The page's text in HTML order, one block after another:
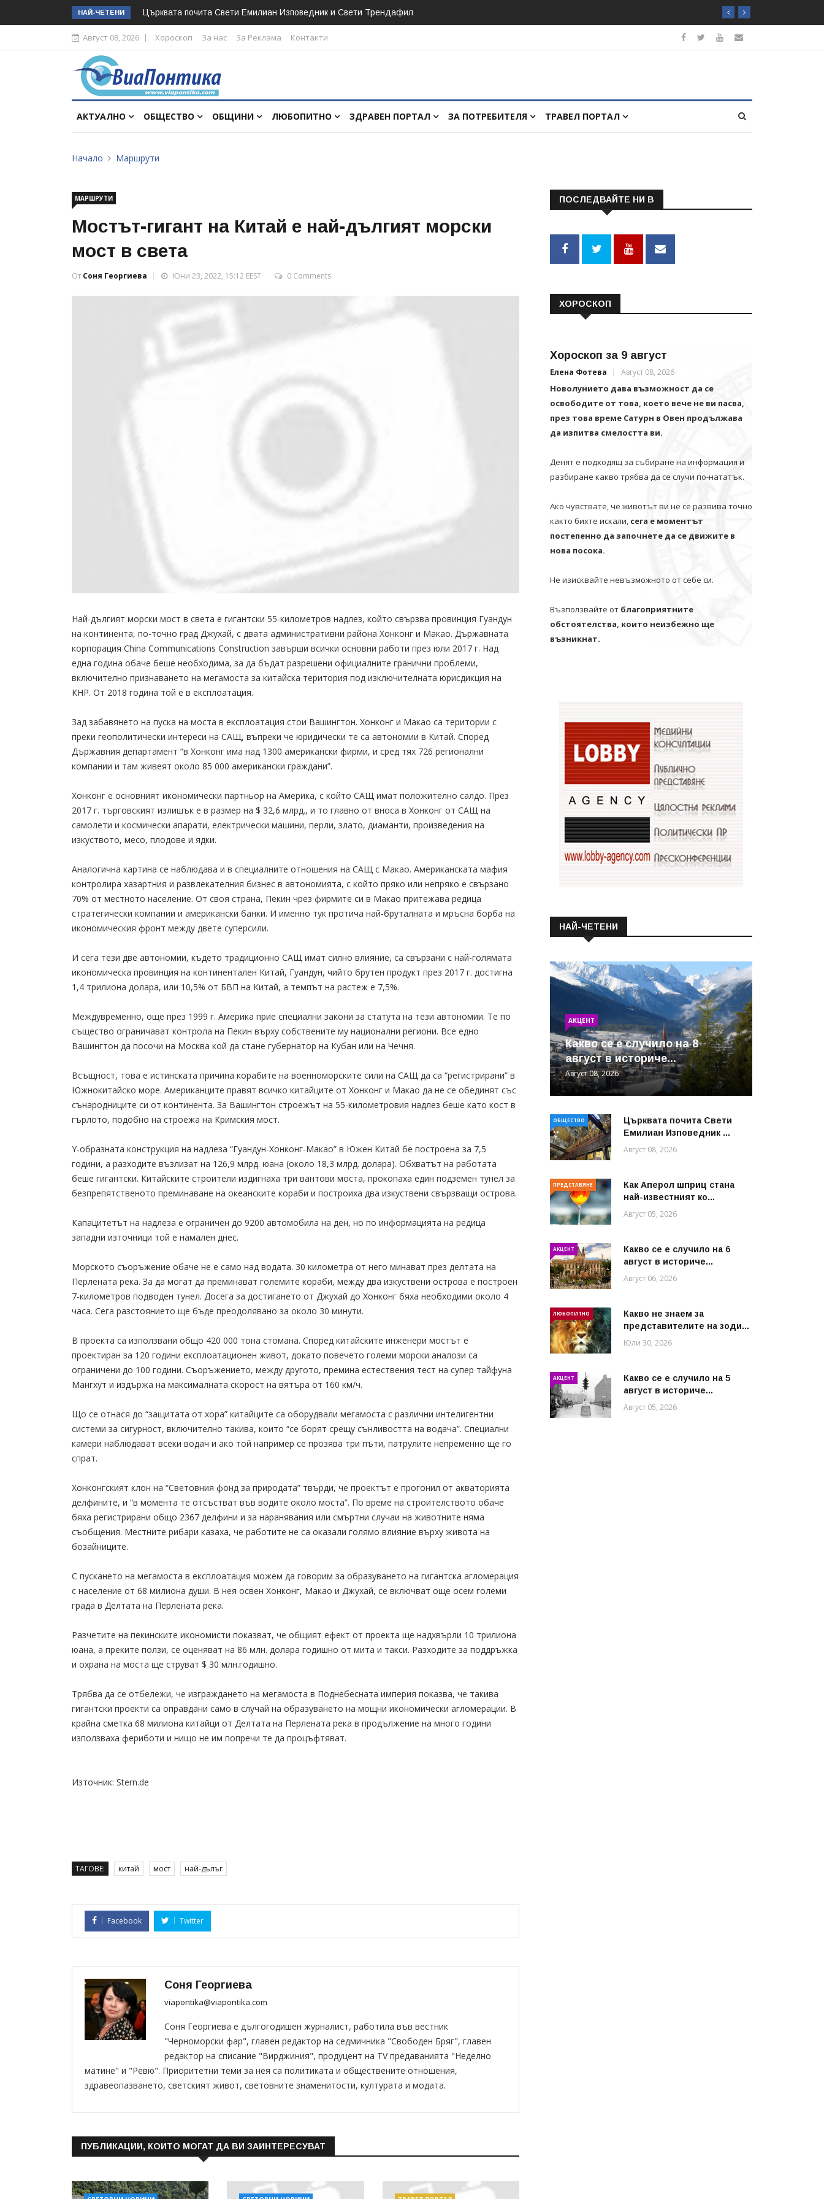
НАЙ-ЧЕТЕНИ Църквата почита Свeти Емилиан Изповедник и Свети Трендафил
Август 08, 2026 Хороскоп За нас За Реклама Контакти
АКТУАЛНО ОБЩЕСТВО ОБЩИНИ ЛЮБОПИТНО ЗДРАВЕН ПОРТАЛ ЗА ПОТРЕБИТЕЛЯ ТРАВЕЛ ПОРТАЛ
Начало Маршрути
МАРШРУТИ
Мостът-гигант на Китай е най-дългият морски
мост в света
От Соня Георгиева Юни 23, 2022, 15:12 EEST 0 Comments
Най-дългият морски мост в света е гигантски 55-километров надлез, който свързва провинция Гуандун
на континента, по-точно град Джухай, с двата административни района Хонконг и Макао. Държавната
корпорация China Communications Construction завърши всички основни работи през юли 2017 г. Над
една година обаче беше необходима, за да бъдат разрешени официалните гранични проблеми,
включително признаването на мегамоста за китайска територия под изключителната юрисдикция на
КНР. От 2018 година той е в експлоатация.
Зад забавянето на пуска на моста в експлоатация стои Вашингтон. Хонконг и Макао са територии с
преки геополитически интереси на САЩ, въпреки че юридически те са автономии в Китай. Според
Държавния департамент “в Хонконг има над 1300 американски фирми, и сред тях 726 регионални
компании и там живеят около 85 000 американски граждани”.
Хонконг е основният икономически партньор на Америка, с който САЩ имат положително салдо. През
2017 г. търговският излишък е в размер на $ 32,6 млрд., и то главно от вноса в Хонконг от САЩ на
самолети и космически апарати, електрически машини, перли, злато, диаманти, произведения на
изкуството, месо, плодове и ядки.
Аналогична картина се наблюдава и в специалните отношения на САЩ с Макао. Американската мафия
контролира хазартния и развлекателния бизнес в автономията, с който пряко или непряко е свързано
70% от местното население. От своя страна, Пекин чрез фирмите си в Макао притежава редица
стратегически компании и американски банки. И именно тук протича най-бруталната и мръсна борба на
икономическия фронт между двете суперсили.
И сега тези две автономии, където традиционно САЩ имат силно влияние, са свързани с най-голямата
икономическа провинция на континентален Китай, Гуандун, чийто брутен продукт през 2017 г. достигна
1,4 трилиона долара, или 10,5% от БВП на Китай, а темпът на растеж е 7,5%.
Междувременно, още през 1999 г. Америка прие специални закони за статута на тези автономии. Те по
същество ограничават контрола на Пекин върху собствените му национални региони. Все едно
Вашингтон да посочи на Москва кой да стане губернатор на Кубан или на Чечня.
Всъщност, това е истинската причина корабите на военноморските сили на САЩ да са “регистрирани” в
Южнокитайско море. Американците правят всичко китайците от Хонконг и Макао да не се обединят със
сънародниците си от континента. За Вашингтон строежът на 55-километровия надлез беше като кост в
гърлото, подобно на строежа на Кримския мост.
Y-образната конструкция на надлеза “Гуандун-Хонконг-Макао” в Южен Китай бе построена за 7,5
години, а разходите възлизат на 126,9 млрд. юана (около 18,3 млрд. долара). Обхватът на работата
беше гигантски. Китайските строители издигнаха три вантови моста, прокопаха един подземен тунел за
безпрепятственото преминаване на океанските кораби и построиха два изкуствени свързващи острова.
Капацитетът на надлеза е ограничен до 9200 автомобила на ден, но по информацията на редица
западни източници той е намален днес.
Морското съоръжение обаче не е само над водата. 30 километра от него минават през делтата на
Перлената река. За да могат да преминават големите кораби, между два изкуствени острова е построен
7-километров подводен тунел. Досега за достигането от Джухай до Хонконг бяха необходими около 4
часа. Сега разстоянието ще бъде преодолявано за около 30 минути.
В проекта са използвани общо 420 000 тона стомана. Според китайските инженери мостът е
проектиран за 120 години експлоатационен живот, докато повечето големи морски аналози са
ограничени до 100 години. Съоръжението, между другото, премина естествения тест на супер тайфуна
Мангхут и издържа на максималната скорост на вятъра от 160 км/ч.
Що се отнася до “защитата от хора” китайците са оборудвали мегамоста с различни интелигентни
системи за сигурност, включително такива, които “се борят срещу сънливостта на водача”. Специални
камери наблюдават всеки водач и ако той например се прозява три пъти, патрулите непременно ще го
спрат.
Хонконгският клон на “Световния фонд за природата” твърди, че проектът е прогонил от акваторията
делфините, и “в момента те отсъстват във водите около моста”. По време на строителството обаче
бяха регистрирани общо 2367 делфини и за наранявания или смъртни случаи на животните няма
съобщения. Местните рибари казаха, че работите не са оказали голямо влияние върху живота на
бозайниците.
С пускането на мегамоста в експлоатация можем да говорим за образуването на гигантска агломерация
с население от 68 милиона души. В нея освен Хонконг, Макао и Джухай, се включват още осем големи
града в Делтата на Перлената река.
Разчетите на пекинските икономисти показват, че общият ефект от проекта ще надхвърли 10 трилиона
юана, а преките ползи, се оценяват на 86 млн. долара годишно от мита и такси. Разходите за поддръжка
и охрана на моста ще струват $ 30 млн.годишно.
Трябва да се отбележи, че изграждането на мегамоста в Поднебесната империя показва, че такива
гигантски проекти са оправдани само в случай на образуването на мощни икономически агломерации. В
крайна сметка 68 милиона китайци от Делтата на Перлената река в продължение на много години
използваха фериботи и нищо не им попречи те да процъфтяват.
Източник: Stern.de
ТАГОВЕ: китай мост най-дълъг
Facebook Twitter
Соня Георгиева
viapontika@viapontika.com
Соня Георгиева е дългогодишен журналист, работила във вестник
"Черноморски фар", главен редактор на седмичника "Свободен Бряг", главен
редактор на списание "Вирджиния", продуцент на TV предаванията "Неделно
матине" и "Ревю". Приоритетни теми за нея са политиката и обществените отношения,
здравеопазването, светският живот, световните знаменитости, културата и модата.
ПУБЛИКАЦИИ, КОИТО МОГАТ ДА ВИ ЗАИНТЕРЕСУВАТ
ПОСЛЕДВАЙТЕ НИ В
ХОРОСКОП
Хороскоп за 9 август
Елена Фотева Август 08, 2026
Новолунието дава възможност да се
освободите от това, което вече не ви пасва,
през това време Сатурн в Овен продължава
да изпитва смелостта ви.
Денят е подходящ за събиране на информация и
разбиране какво трябва да се случи по-нататък.
Ако чувствате, че животът ви не се развива точно
както бихте искали, сега е моментът
постепенно да започнете да се движите в
нова посока.
Не изисквайте невъзможното от себе си.
Възползвайте от благоприятните
обстоятелства, които неизбежно ще
възникнат.
НАЙ-ЧЕТЕНИ
АКЦЕНТ
Какво се е случило на 8
август в историче...
Август 08, 2026
ОБЩЕСТВО
Църквата почита Свeти
Емилиан Изповедник ...
Август 08, 2026
ПРЕДСТАВЯНЕ
Как Аперол шприц стана
най-известният ко...
Август 05, 2026
АКЦЕНТ
Какво се е случило на 6
август в историче...
Август 06, 2026
ЛЮБОПИТНО
Какво не знаем за
представителите на зоди...
Юли 30, 2026
АКЦЕНТ
Какво се е случило на 5
август в историче...
Август 05, 2026